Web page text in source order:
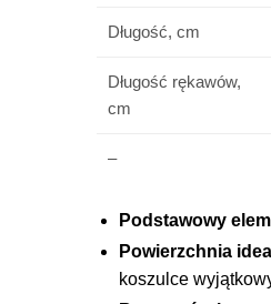
Długość, cm
Długość rękawów,
cm
–
Podstawowy
Powierzchnia
koszulce